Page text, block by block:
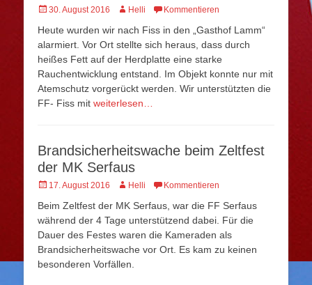
Veröffentlicht
30. August 2016 AutorHelli Kommentieren
Heute wurden wir nach Fiss in den „Gasthof Lamm“
alarmiert. Vor Ort stellte sich heraus, dass durch
heißes Fett auf der Herdplatte eine starke
Rauchentwicklung entstand. Im Objekt konnte nur mit
Atemschutz vorgerückt werden. Wir unterstützten die
FF- Fiss mit weiterlesen…
Brandsicherheitswache beim Zeltfest
der MK Serfaus
Veröffentlicht
17. August 2016 AutorHelli Kommentieren
Beim Zeltfest der MK Serfaus, war die FF Serfaus
während der 4 Tage unterstützend dabei. Für die
Dauer des Festes waren die Kameraden als
Brandsicherheitswache vor Ort. Es kam zu keinen
besonderen Vorfällen.